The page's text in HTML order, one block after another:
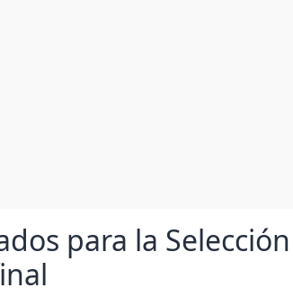
para la